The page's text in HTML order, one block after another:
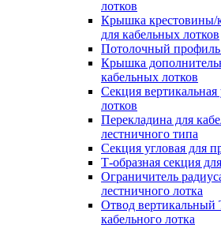
лотков
Крышка крестовины/
для кабельных лотков
Потолочный профиль
Крышка
кабельных лотков
Секция вертикальная
лотков
Перекладина для
лестничного типа
Секция угловая для
Т-образная секция
Ограничитель
лестничного лотка
Отвод вертикальный
кабельного лотка